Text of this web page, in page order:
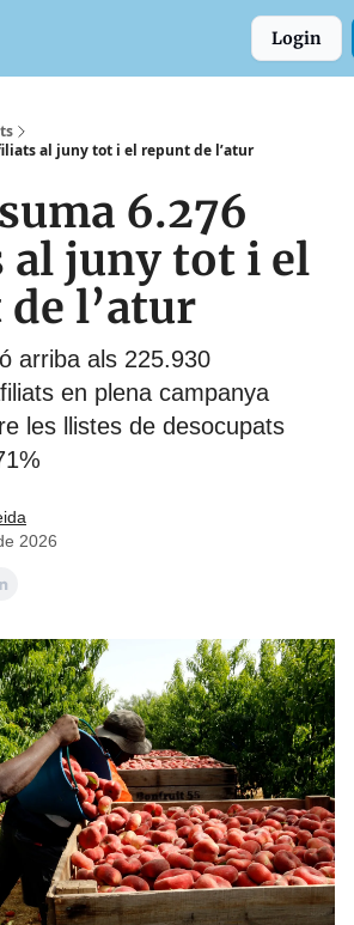
Login
al juny tot i el repunt de l’atur
6.276
al juny tot i el
l’atur
arriba als 225.930
en plena campanya
les llistes de desocupats
2026